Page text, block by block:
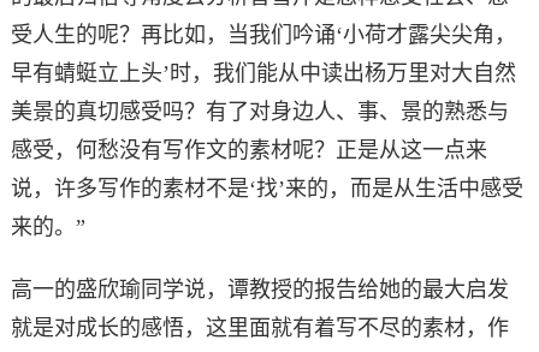
受人生的呢？再比如，当我们吟诵‘小荷才露尖尖角，
早有蜻蜓立上头’时，我们能从中读出杨万里对大自然
美景的真切感受吗？有了对身边人、事、景的熟悉与
感受，何愁没有写作文的素材呢？正是从这一点来
说，许多写作的素材不是‘找’来的，而是从生活中感受
来的。”
高一的盛欣瑜同学说，谭教授的报告给她的最大启发
就是对成长的感悟，这里面就有着写不尽的素材，作